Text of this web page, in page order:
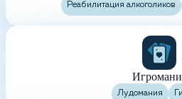
Реабилитация алкоголиков
Лудомания